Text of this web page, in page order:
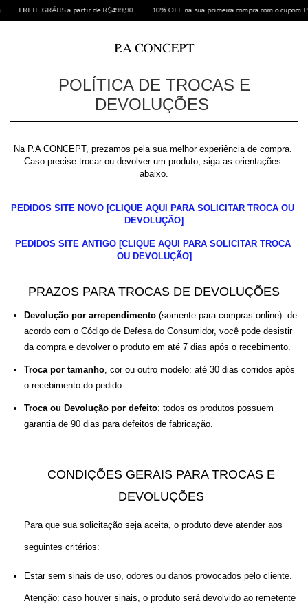
FRETE GRÁTIS a partir de R$499,90 10% OFF na sua primeira compra com o cupom
POLÍTICA DE TROCAS E
DEVOLUÇÕES
Na P.A CONCEPT, prezamos pela sua melhor experiência de compra.
Caso precise trocar ou devolver um produto, siga as orientações
abaixo.
PEDIDOS SITE NOVO [CLIQUE AQUI PARA SOLICITAR TROCA OU
DEVOLUÇÃO]
PEDIDOS SITE ANTIGO [CLIQUE AQUI PARA SOLICITAR TROCA
OU DEVOLUÇÃO]
PRAZOS PARA TROCAS DE DEVOLUÇÕES
Devolução por arrependimento (somente para compras online): de
acordo com o Código de Defesa do Consumidor, você pode desistir
da compra e devolver o produto em até 7 dias após o recebimento.
Troca por tamanho, cor ou outro modelo: até 30 dias corridos após
o recebimento do pedido.
Troca ou Devolução por defeito: todos os produtos possuem
garantia de 90 dias para defeitos de fabricação.
CONDIÇÕES GERAIS PARA TROCAS E
DEVOLUÇÕES
Para que sua solicitação seja aceita, o produto deve atender aos
seguintes critérios:
Estar sem sinais de uso, odores ou danos provocados pelo cliente.
Atenção: caso houver sinais, o produto será devolvido ao remetente